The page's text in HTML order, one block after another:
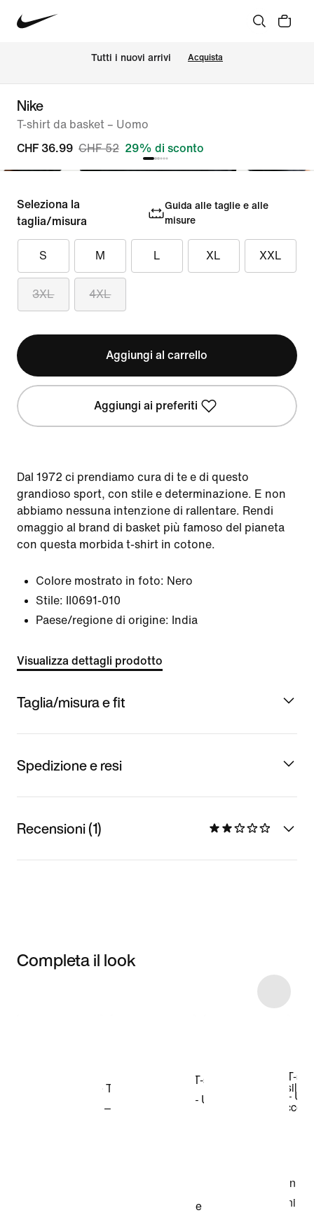
Tutti i nuovi arrivi Acquista
Nike
T-shirt da basket – Uomo
CHF 36.99 CHF 52 29% di sconto
Seleziona la
taglia/misura
Guida alle taglie e alle
misure
S M L XL XXL
3XL 4XL
Aggiungi al carrello
Aggiungi ai preferiti
Dal 1972 ci prendiamo cura di te e di questo
grandioso sport, con stile e determinazione. E non
abbiamo nessuna intenzione di rallentare. Rendi
omaggio al brand di basket più famoso del pianeta
con questa morbida t-shirt in cotone.
Colore mostrato in foto: Nero
Stile:
II0691-010
Paese/regione di origine: India
Visualizza dettagli prodotto
Taglia/misura e fit
Spedizione e resi
Recensioni (1)
Completa il look